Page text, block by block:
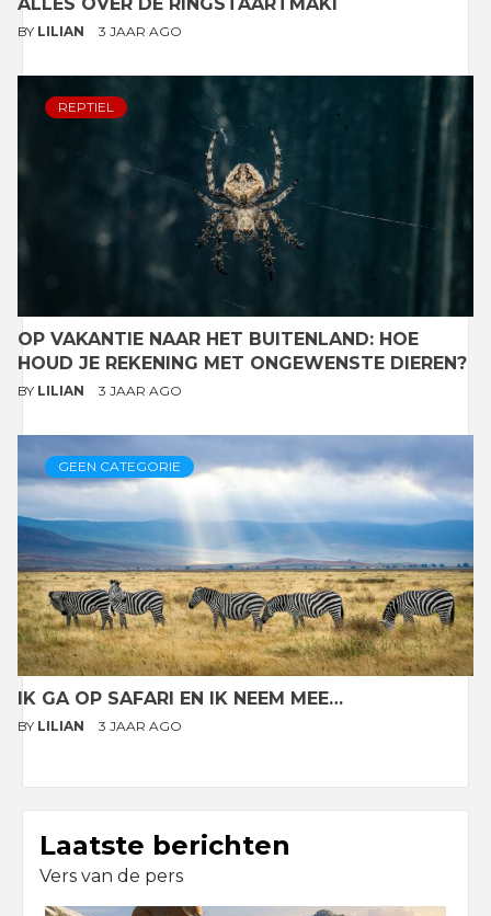
BY LILIAN 3 JAAR AGO
REPTIEL
OP VAKANTIE NAAR HET BUITENLAND: HOE
HOUD JE REKENING MET ONGEWENSTE DIEREN?
BY LILIAN 3 JAAR AGO
GEEN CATEGORIE
IK GA OP SAFARI EN IK NEEM MEE…
BY LILIAN 3 JAAR AGO
Laatste berichten
Vers van de pers